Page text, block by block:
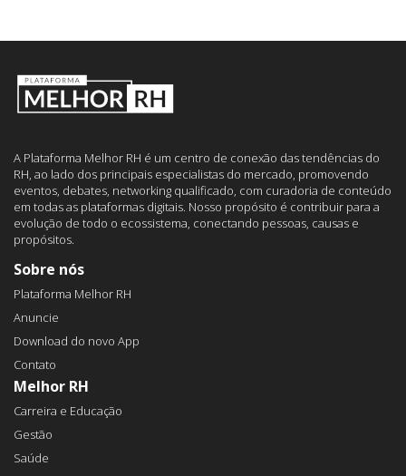
A Plataforma Melhor RH é um centro de conexão das tendências do
RH, ao lado dos principais especialistas do mercado, promovendo
eventos, debates, networking qualificado, com curadoria de conteúdo
em todas as plataformas digitais. Nosso propósito é contribuir para a
evolução de todo o ecossistema, conectando pessoas, causas e
propósitos.
Sobre nós
Plataforma Melhor RH
Anuncie
Download do novo App
Contato
Melhor RH
Carreira e Educação
Gestão
Saúde